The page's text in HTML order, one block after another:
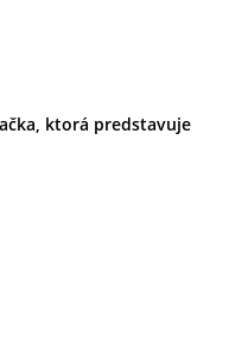
ktorá predstavuje